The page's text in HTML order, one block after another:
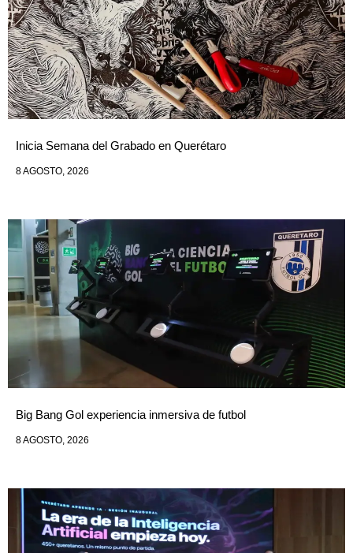
Inicia Semana del Grabado en Querétaro
8 AGOSTO, 2026
Big Bang Gol experiencia inmersiva de futbol
8 AGOSTO, 2026